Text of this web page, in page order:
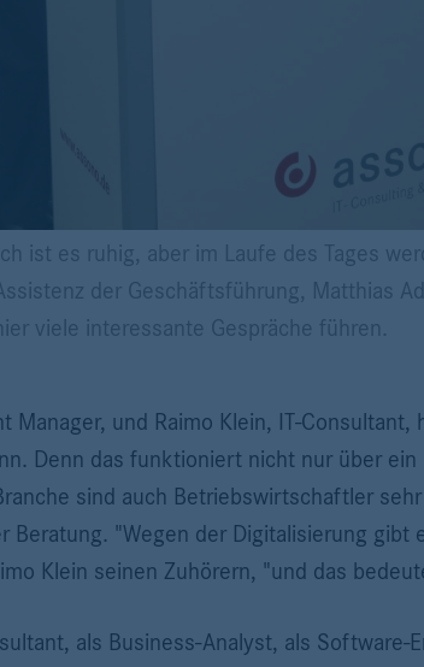
ist es ruhig, aber im Laufe des Tages
der Geschäftsführung, Matthias
viele interessante Gespräche führen.
Manager, und Raimo Klein, IT-
Denn das funktioniert nicht nur über
sind auch Betriebswirtschaftler
Beratung. "Wegen der Digitalisierung gibt
Klein seinen Zuhörern, "und das
als Business-Analyst, als